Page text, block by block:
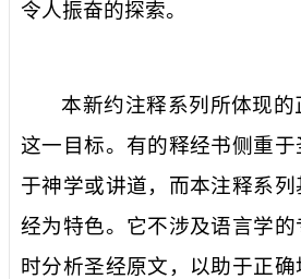
令人振奋的探索。
本新约注释系列所体现
这一目标。有的释经书侧重
于神学或讲道，而本注释系
经为特色。它不涉及语言学
时分析圣经原文，以助于正